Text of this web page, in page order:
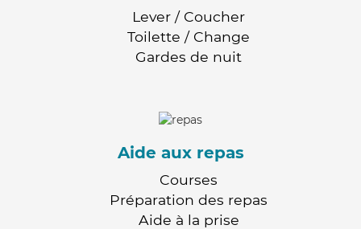
Lever / Coucher
Toilette / Change
Gardes de nuit
Aide aux repas
Courses
Préparation des repas
Aide à la prise